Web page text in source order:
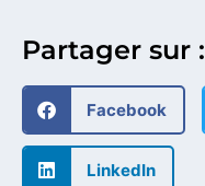
Partager sur :
Facebook
LinkedIn